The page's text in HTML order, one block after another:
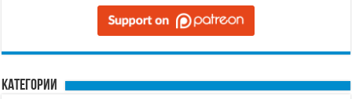
Категории